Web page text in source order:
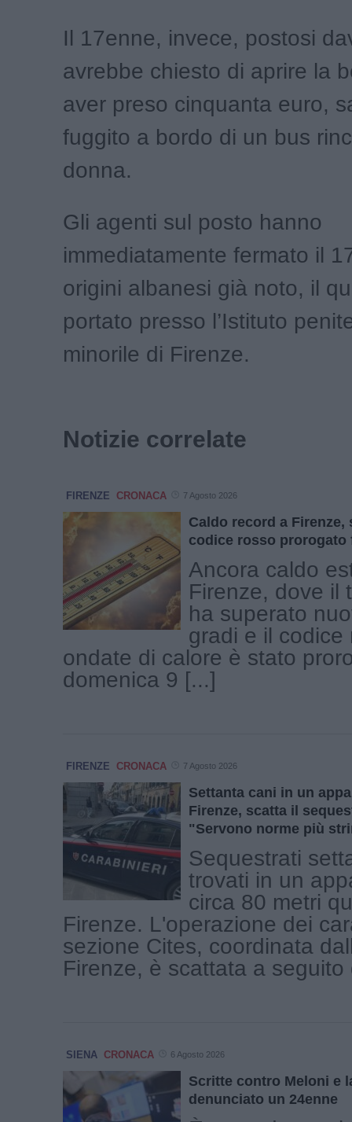
Il 17enne, invece, postosi
avrebbe chiesto di aprire la
aver preso cinquanta euro,
fuggito a bordo di un bus
donna.
Gli agenti sul posto hanno
immediatamente fermato il
origini albanesi già noto, il
portato presso l’Istituto
minorile di Firenze.
Notizie correlate
FIRENZE CRONACA 7 Agosto 2026
Caldo record a
codice rosso prorogato
Ancora caldo
Firenze, dove il
ha superato
gradi e il codice
ondate di calore è stato
domenica 9 [...]
FIRENZE CRONACA 7 Agosto 2026
Settanta cani in un
Firenze, scatta il
"Servono norme più
Sequestrati
trovati in un
circa 80 metri
Firenze. L'operazione dei
sezione Cites, coordinata
Firenze, è scattata a seguito
SIENA CRONACA 6 Agosto 2026
Scritte contro Meloni e
denunciato un 24enne